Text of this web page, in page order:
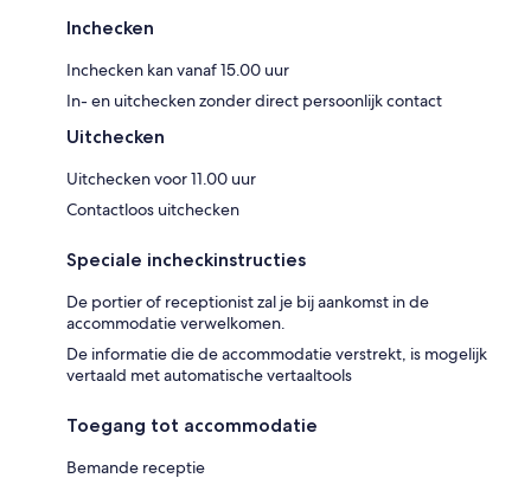
Inchecken
Inchecken kan vanaf 15.00 uur
In- en uitchecken zonder direct persoonlijk contact
Uitchecken
Uitchecken voor 11.00 uur
Contactloos uitchecken
Speciale incheckinstructies
De portier of receptionist zal je bij aankomst in de
accommodatie verwelkomen.
De informatie die de accommodatie verstrekt, is mogelijk
vertaald met automatische vertaaltools
Toegang tot accommodatie
Bemande receptie